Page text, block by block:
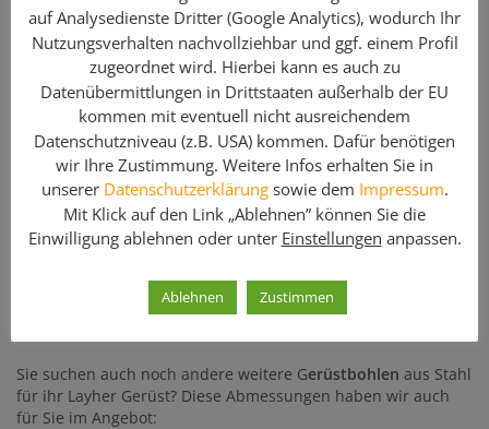
Zustand. Die Beläge gibt es in Breiten von 19 cm und 32 cm
sowie für verschiedene Lastklassen. Sie finden auf
geruest.com auch Robustböden für das Layher Gerüstsystem
in unterschiedlichen Breiten und Längen.
Hinweis: Geben Sie bei Ihrer Anfrage bitte
die benötigte Stückzahl an!
Enthaltene Komponenten
U-Stahlboden T4 / 1,40 x 0,19 m / Lastklasse 6 /
gebraucht
Sie suchen auch noch andere weitere Gerüstbohlen aus Stahl
für ihr Layher Gerüst? Diese Abmessungen haben wir auch
für Sie im Angebot:
auf Analysedienste Dritter (Google Analytics), wodurch Ihr
Nutzungsverhalten nachvollziehbar und ggf. einem Profil
zugeordnet wird. Hierbei kann es auch zu
Datenübermittlungen in Drittstaaten außerhalb der EU
kommen mit eventuell nicht ausreichendem
Datenschutzniveau (z.B. USA) kommen. Dafür benötigen
wir Ihre Zustimmung. Weitere Infos erhalten Sie in
unserer Datenschutzerklärungsowie dem Impressum.
Mit Klick auf den Link „Ablehnen” können Sie die
Einwilligung ablehnen oder unter Einstellungen anpassen.
Ablehnen Zustimmen